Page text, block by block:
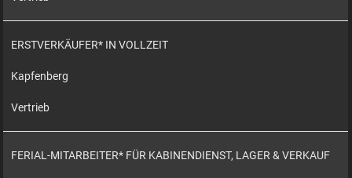
ERSTVERKÄUFER* IN VOLLZEIT
Kapfenberg
Vertrieb
FERIAL-MITARBEITER* FÜR KABINENDIENST, LAGER & VERKAUF